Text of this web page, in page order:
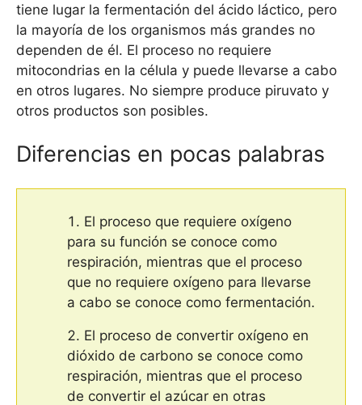
tiene lugar la fermentación del ácido láctico, pero
la mayoría de los organismos más grandes no
dependen de él. El proceso no requiere
mitocondrias en la célula y puede llevarse a cabo
en otros lugares. No siempre produce piruvato y
otros productos son posibles.
Diferencias en pocas palabras
El proceso que requiere oxígeno
para su función se conoce como
respiración, mientras que el proceso
que no requiere oxígeno para llevarse
a cabo se conoce como fermentación.
El proceso de convertir oxígeno en
dióxido de carbono se conoce como
respiración, mientras que el proceso
de convertir el azúcar en otras